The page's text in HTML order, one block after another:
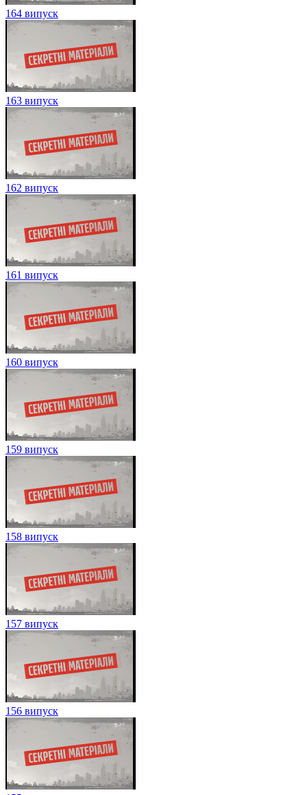
164 випуск
163 випуск
162 випуск
161 випуск
160 випуск
159 випуск
158 випуск
157 випуск
156 випуск